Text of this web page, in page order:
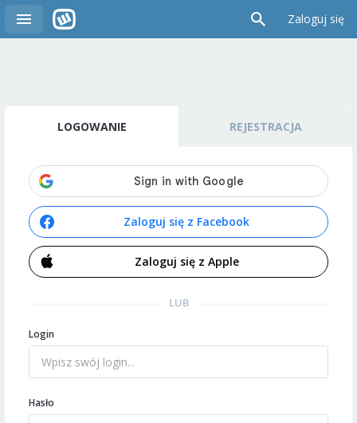
Zaloguj się
LOGOWANIE REJESTRACJA
Zaloguj się z Facebook
Zaloguj się z Apple
LUB
Login
Hasło